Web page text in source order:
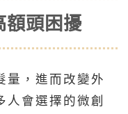
頭困擾
量，進而改變外
人會選擇的微創